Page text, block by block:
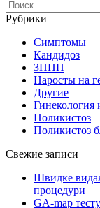
Рубрики
Симптомы
Кандидоз
ЗППП
Наросты на
Другие
Поликистоз
Поликистоз
Свежие записи
Швидке
процедури
GA-map